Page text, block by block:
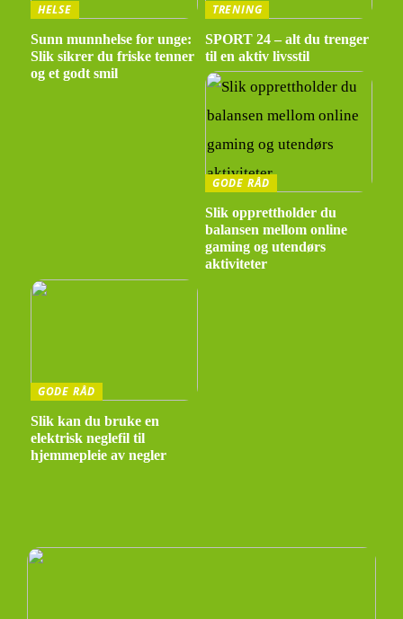
HELSE
Sunn munnhelse for unge:
Slik sikrer du friske tenner
og et godt smil
TRENING
SPORT 24 – alt du trenger
til en aktiv livsstil
GODE RÅD
Slik opprettholder du
balansen mellom online
gaming og utendørs
aktiviteter
GODE RÅD
Slik kan du bruke en
elektrisk neglefil til
hjemmepleie av negler